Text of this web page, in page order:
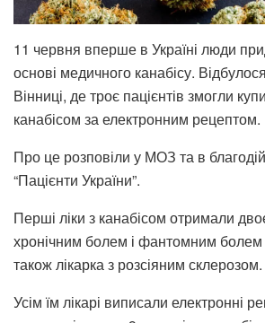
11 червня вперше в Україні люди
основі медичного канабісу.
Вінниці, де троє пацієнтів змогли
канабісом за електронним рецептом.
Про це розповіли у МОЗ та в
“Пацієнти України”.
Перші ліки з канабісом отримали
хронічним болем і фантомним болем
також лікарка з розсіяним склерозом.
Усім їм лікарі виписали електронні